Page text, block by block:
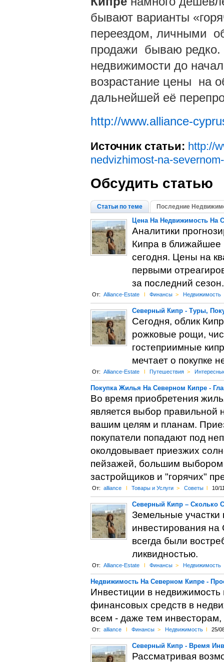
бывают варианты
переездом, личными
продажи бываю редко.
недвижимости до
возрастание цены на
дальнейшей её
http://www.alliance-
Источник статьи: http://
nedvizhimost-na-
Обсудить статью
Статьи по теме Последние
Цена На Недвижимость На
Аналитики
Кипра в ближайшее
сегодня. Цены на
первыми
за последний сезон.
От: Alliance-Estate l Финансы > Недвижимость
Северный Кипр - Туры,
Сегодня, облик
рожковые рощи,
гостеприимные
мечтает о покупке
От: Alliance-Estate l Путешествия >
Покупка Жилья На Северном Кипре -
Во время приобретения
является выбор правильной
вашим целям и планам.
покупатели попадают под
околдовывает приезжих
пейзажей, большим
застройщиков и "горячих"
От: alliance l Товары и Услуги > Советы l 10/
Северный Кипр – Сколько
Земельные
инвестирования
всегда были
ликвидностью.
От: Alliance-Estate l Финансы > Недвижимость
Недвижимость На Северном Кипре -
Инвестиции в
финансовых средств в
всем - даже тем
От: alliance l Финансы > Недвижимость l 25/
Северный Кипр - Время
Рассматривая